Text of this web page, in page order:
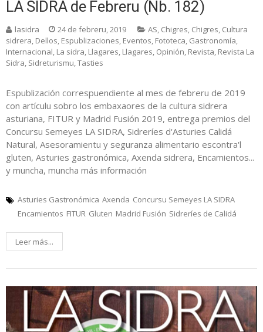
LA SIDRA de Febreru (Nb. 182)
lasidra 24 de febreru, 2019 AS, Chigres, Chigres, Cultura
sidrera, Dellos, Espublizaciones, Eventos, Fototeca, Gastronomía,
Internacional, La sidra, Llagares, Llagares, Opinión, Revista, Revista La
Sidra, Sidreturismu,Tasties
Espublización correspuendiente al mes de febreru de 2019
con artículu sobro los embaxaores de la cultura sidrera
asturiana, FITUR y Madrid Fusión 2019, entrega premios del
Concursu Semeyes LA SIDRA, Sidreríes d'Asturies Calidá
Natural, Asesoramientu y seguranza alimentario escontra'l
gluten, Asturies gastronómica, Axenda sidrera, Encamientos...
y muncha, muncha más información
Asturies Gastronómica Axenda Concursu Semeyes LA SIDRA
Encamientos FITUR Gluten Madrid Fusión Sidreríes de Calidá
Leer más...